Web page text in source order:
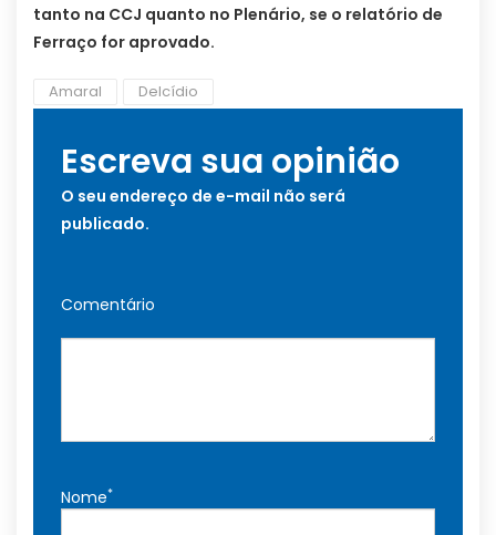
tanto na CCJ quanto no Plenário, se o relatório de
Ferraço for aprovado.
Amaral Delcídio
Escreva sua opinião
O seu endereço de e-mail não será
publicado.
Comentário
Nome*